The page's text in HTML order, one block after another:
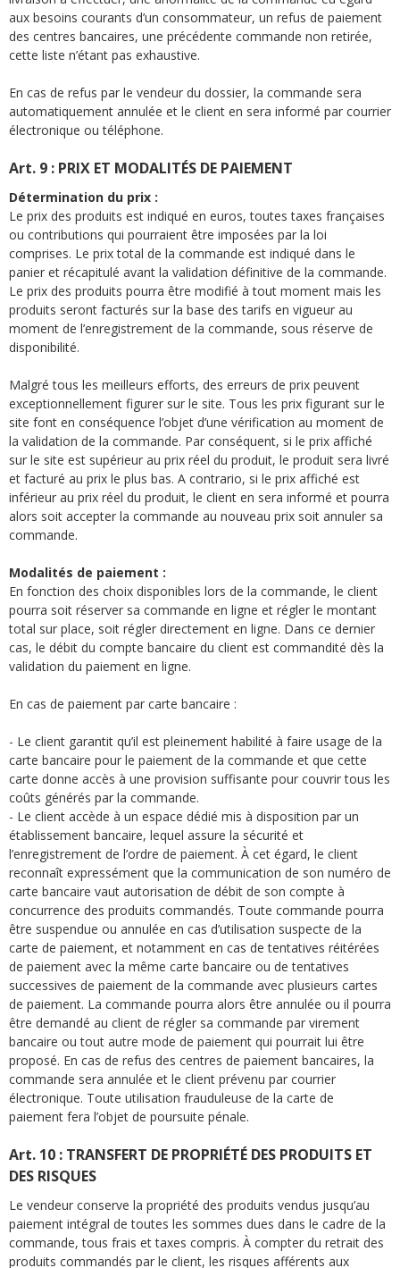
aux besoins courants d’un consommateur, un refus de paiement
des centres bancaires, une précédente commande non retirée,
cette liste n’étant pas exhaustive.
En cas de refus par le vendeur du dossier, la commande sera
automatiquement annulée et le client en sera informé par courrier
électronique ou téléphone.
Art. 9 : PRIX ET MODALITÉS DE PAIEMENT
Détermination du prix :
Le prix des produits est indiqué en euros, toutes taxes françaises
ou contributions qui pourraient être imposées par la loi
comprises. Le prix total de la commande est indiqué dans le
panier et récapitulé avant la validation définitive de la commande.
Le prix des produits pourra être modifié à tout moment mais les
produits seront facturés sur la base des tarifs en vigueur au
moment de l’enregistrement de la commande, sous réserve de
disponibilité.
Malgré tous les meilleurs efforts, des erreurs de prix peuvent
exceptionnellement figurer sur le site. Tous les prix figurant sur le
site font en conséquence l’objet d’une vérification au moment de
la validation de la commande. Par conséquent, si le prix affiché
sur le site est supérieur au prix réel du produit, le produit sera livré
et facturé au prix le plus bas. A contrario, si le prix affiché est
inférieur au prix réel du produit, le client en sera informé et pourra
alors soit accepter la commande au nouveau prix soit annuler sa
commande.
Modalités de paiement :
En fonction des choix disponibles lors de la commande, le client
pourra soit réserver sa commande en ligne et régler le montant
total sur place, soit régler directement en ligne. Dans ce dernier
cas, le débit du compte bancaire du client est commandité dès la
validation du paiement en ligne.
En cas de paiement par carte bancaire :
- Le client garantit qu’il est pleinement habilité à faire usage de la
carte bancaire pour le paiement de la commande et que cette
carte donne accès à une provision suffisante pour couvrir tous les
coûts générés par la commande.
- Le client accède à un espace dédié mis à disposition par un
établissement bancaire, lequel assure la sécurité et
l’enregistrement de l’ordre de paiement. À cet égard, le client
reconnaît expressément que la communication de son numéro de
carte bancaire vaut autorisation de débit de son compte à
concurrence des produits commandés. Toute commande pourra
être suspendue ou annulée en cas d’utilisation suspecte de la
carte de paiement, et notamment en cas de tentatives réitérées
de paiement avec la même carte bancaire ou de tentatives
successives de paiement de la commande avec plusieurs cartes
de paiement. La commande pourra alors être annulée ou il pourra
être demandé au client de régler sa commande par virement
bancaire ou tout autre mode de paiement qui pourrait lui être
proposé. En cas de refus des centres de paiement bancaires, la
commande sera annulée et le client prévenu par courrier
électronique. Toute utilisation frauduleuse de la carte de
paiement fera l’objet de poursuite pénale.
Art. 10 : TRANSFERT DE PROPRIÉTÉ DES PRODUITS ET
DES RISQUES
Le vendeur conserve la propriété des produits vendus jusqu’au
paiement intégral de toutes les sommes dues dans le cadre de la
commande, tous frais et taxes compris. À compter du retrait des
produits commandés par le client, les risques afférents aux